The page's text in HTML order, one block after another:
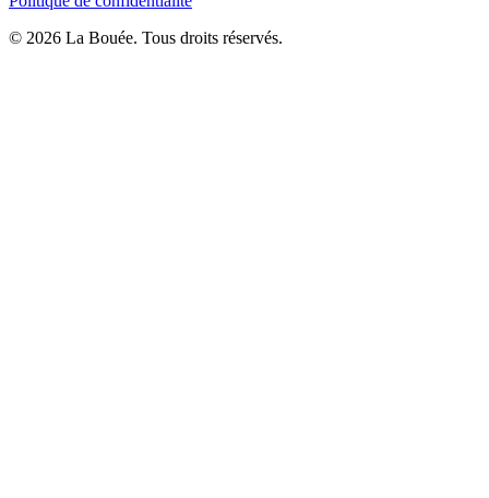
© 2026 La Bouée. Tous droits réservés.